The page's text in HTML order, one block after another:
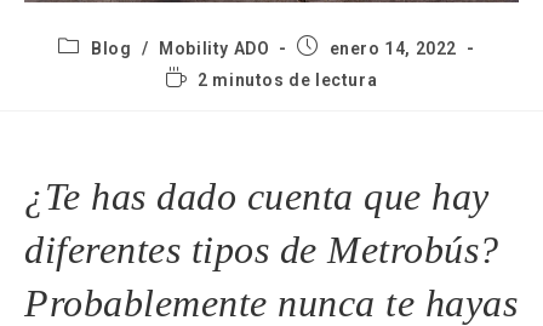
Blog / Mobility ADO
enero 14, 2022
2 minutos de lectura
¿Te has dado cuenta que hay
diferentes tipos de Metrobús?
Probablemente nunca te hayas